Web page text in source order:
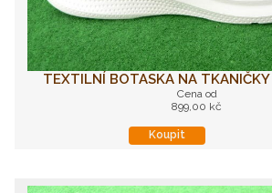
TEXTILNÍ BOTASKA NA
Cena od
899,00 kč
Koupit